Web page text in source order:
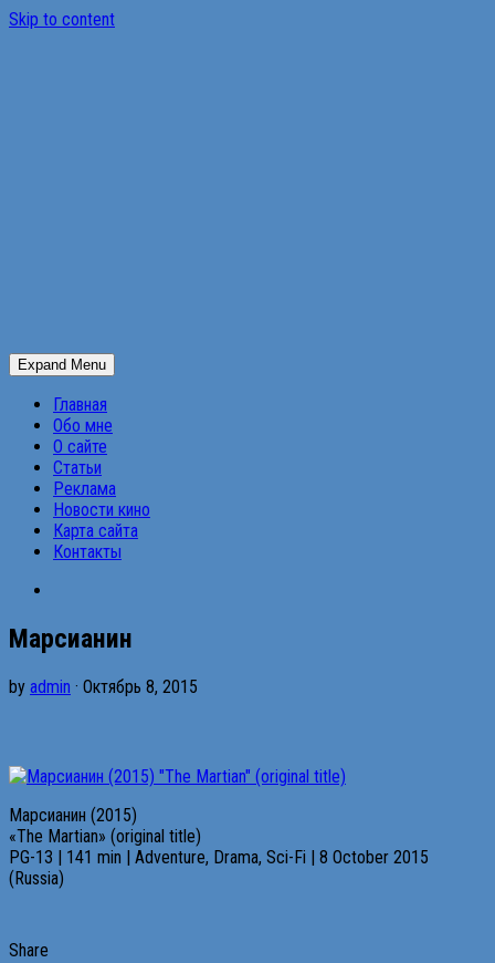
Skip to content
Expand Menu
Главная
Обо мне
О сайте
Статьи
Реклама
Новости кино
Карта сайта
Контакты
Марсианин
by admin · Октябрь 8, 2015
Марсианин (2015)
«The Martian» (original title)
PG-13 | 141 min | Adventure, Drama, Sci-Fi | 8 October 2015
(Russia)
Share